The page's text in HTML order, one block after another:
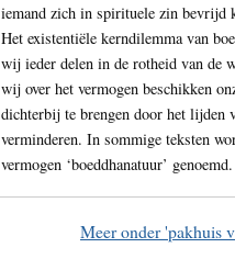
iemand zich in spirituele zin bevrijd
Het existentiële kerndilemma van
wij ieder delen in de rotheid van de
wij over het vermogen beschikken
dichterbij te brengen door het lijden
verminderen. In sommige teksten
vermogen ‘boeddhanatuur’ genoemd.
Meer onder 'pakhuis